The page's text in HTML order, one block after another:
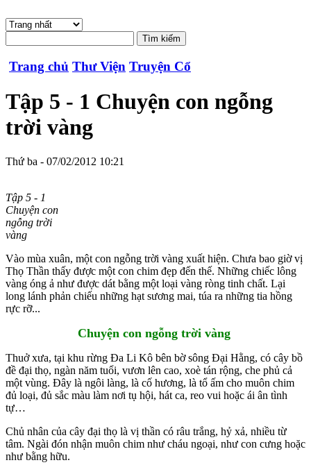
Trang chủ Thư Viện Truyện Cổ
Tập 5 - 1 Chuyện con ngỗng
trời vàng
Thứ ba - 07/02/2012 10:21
Tập 5 - 1
Chuyện con
ngỗng trời
vàng
Vào mùa xuân, một con ngỗng trời vàng xuất hiện. Chưa bao giờ vị
Thọ Thần thấy được một con chim đẹp đến thế. Những chiếc lông
vàng óng ả như được dát bằng một loại vàng ròng tinh chất. Lại
long lánh phản chiếu những hạt sương mai, túa ra những tia hồng
rực rỡ...
Chuyện con ngỗng trời vàng
Thuở xưa, tại khu rừng Ða Li Kô bên bờ sông Ðại Hằng, có cây bồ
đề đại thọ, ngàn năm tuổi, vươn lên cao, xoè tán rộng, che phủ cả
một vùng. Ðây là ngôi làng, là cố hương, là tổ ấm cho muôn chim
đủ loại, đủ sắc màu làm nơi tụ hội, hát ca, reo vui hoặc ái ân tình
tự…
Chủ nhân của cây đại thọ là vị thần có râu trắng, hỷ xả, nhiều từ
tâm. Ngài đón nhận muôn chim như cháu ngoại, như con cưng hoặc
như bằng hữu.